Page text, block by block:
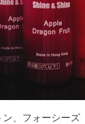
、フォーシーズ